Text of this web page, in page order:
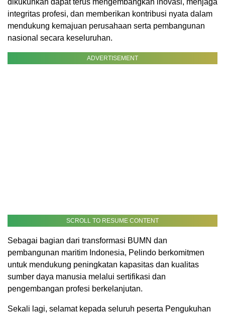
dikukuhkan dapat terus mengembangkan inovasi, menjaga
integritas profesi, dan memberikan kontribusi nyata dalam
mendukung kemajuan perusahaan serta pembangunan
nasional secara keseluruhan.
ADVERTISEMENT
SCROLL TO RESUME CONTENT
Sebagai bagian dari transformasi BUMN dan
pembangunan maritim Indonesia, Pelindo berkomitmen
untuk mendukung peningkatan kapasitas dan kualitas
sumber daya manusia melalui sertifikasi dan
pengembangan profesi berkelanjutan.
Sekali lagi, selamat kepada seluruh peserta Pengukuhan